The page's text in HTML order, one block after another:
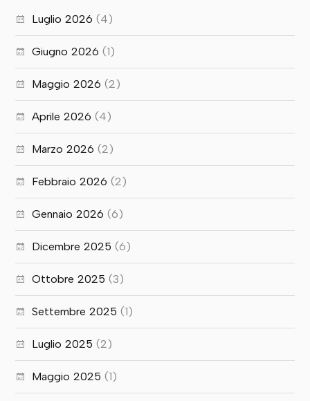
Luglio 2026 (4)
Giugno 2026 (1)
Maggio 2026 (2)
Aprile 2026 (4)
Marzo 2026 (2)
Febbraio 2026 (2)
Gennaio 2026 (6)
Dicembre 2025 (6)
Ottobre 2025 (3)
Settembre 2025 (1)
Luglio 2025 (2)
Maggio 2025 (1)